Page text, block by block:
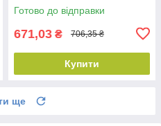
Готово до відправки
671,03 ₴ 706,35 ₴
Купити
ще